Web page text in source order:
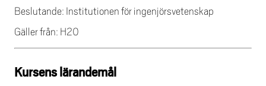
Beslutande: Institutionen för ingenjörsvetenskap
Gäller från: H20
Kursens lärandemål